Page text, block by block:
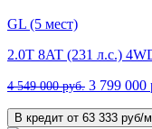
GL (5 мест)
2.0T 8AT (231 л.с.)
4 549 000 руб. 3 799 000
В кредит от 63 333